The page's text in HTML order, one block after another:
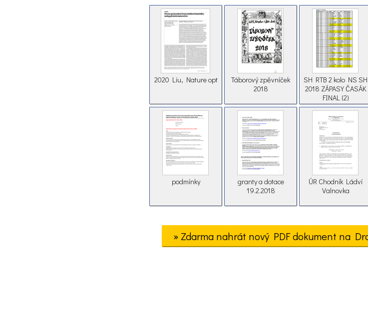
2020 Liu, Nature opt
Táborový zpěvníček
2018
SH RTB 2 kolo NS SH
2018 ZÁPASY ČASÁK
FINAL (2)
podmínky
granty a dotace
19.2.2018
ÚR Chodník Ládví
Valnovka
» Zdarma nahrát nový PDF dokument na